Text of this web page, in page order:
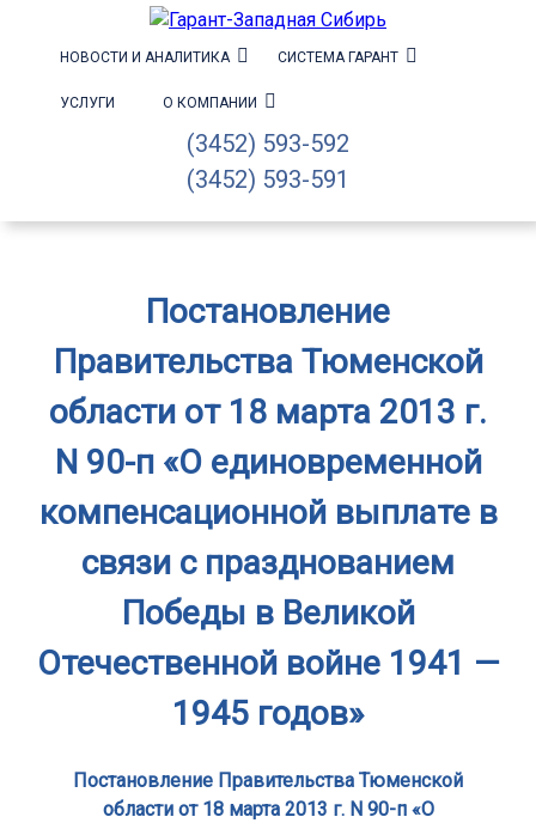
НОВОСТИ И АНАЛИТИКА СИСТЕМА ГАРАНТ
УСЛУГИ О КОМПАНИИ
(3452) 593-592
(3452) 593-591
Постановление
Правительства Тюменской
области от 18 марта 2013 г.
N 90-п «О единовременной
компенсационной выплате в
связи с празднованием
Победы в Великой
Отечественной войне 1941 —
1945 годов»
Постановление Правительства Тюменской
области от 18 марта 2013 г. N 90-п «О